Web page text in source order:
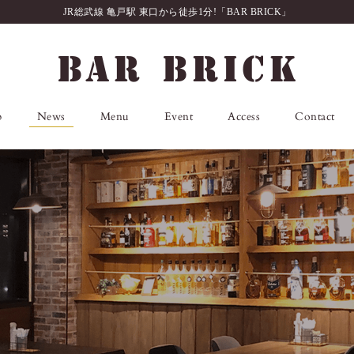
JR総武線 亀戸駅 東口から徒歩1分!「BAR BRICK」
News Menu Event Access Contact